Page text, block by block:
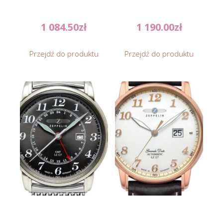
1 084.50zł
Przejdź do produktu
1 190.00zł
Przejdź do produktu